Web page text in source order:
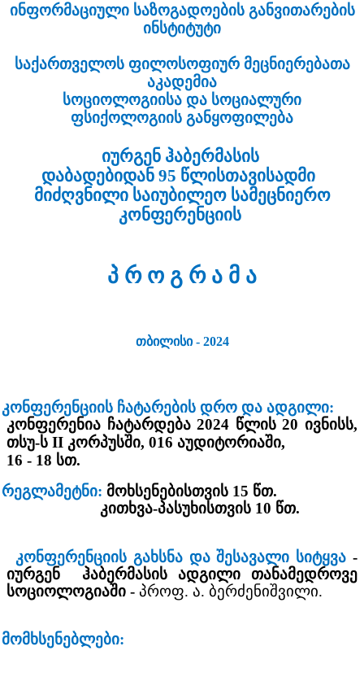
ინფორმაციული საზოგადოების განვითარების
ინსტიტუტი
საქართველოს ფილოსოფიურ მეცნიერებათა
აკადემია
სოციოლოგიისა და სოციალური
ფსიქოლოგიის განყოფილება
იურგენ ჰაბერმასის
დაბადებიდან 95 წლისთავისადმი
მიძღვნილი საიუბილეო სამეცნიერო
კონფერენციის
პ რ ო გ რ ა მ ა
თბილისი - 2024
კონფერენციის ჩატარების დრო და ადგილი:
კონფერენია ჩატარდება 2024 წლის 20 ივნისს,
თსუ-ს II კორპუსში, 016 აუდიტორიაში,
16 - 18 სთ.
რეგლამეტნი: მოხსენებისთვის 15 წთ.
კითხვა-პასუხისთვის 10 წთ.
კონფერენციის გახსნა და შესავალი სიტყვა-
იურგენ
ჰაბერმასის ადგილი თანამედროვე
სოციოლოგიაში - პროფ. ა. ბერძენიშვილი.
მომხსენებლები: